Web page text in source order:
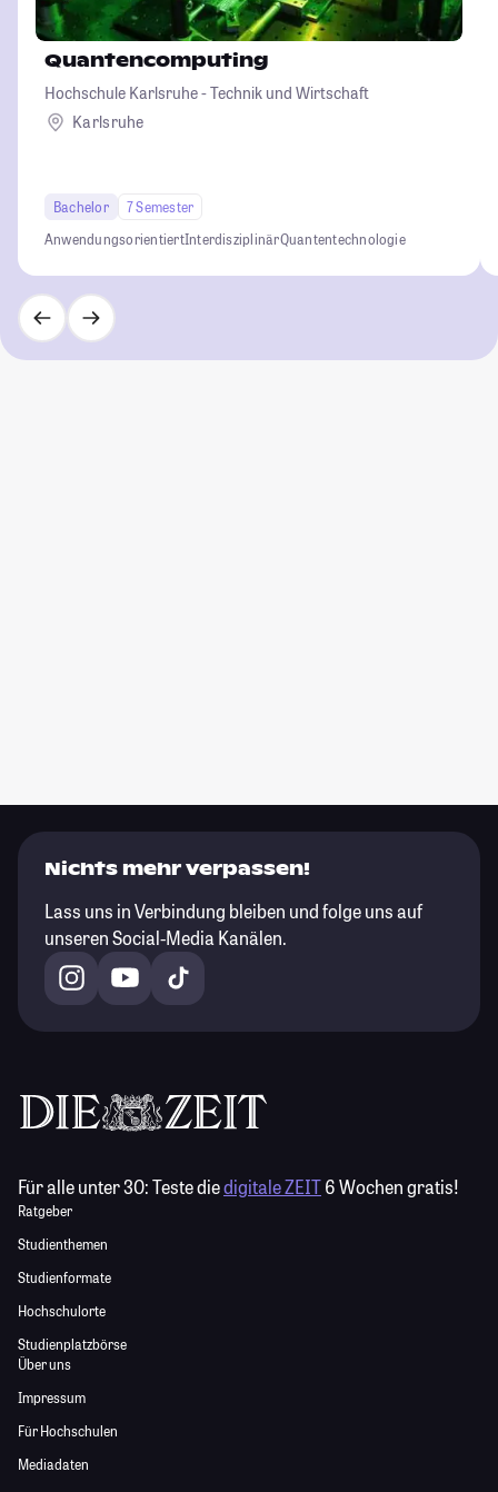
Quantencomputing
Hochschule Karlsruhe - Technik und Wirtschaft
Karlsruhe
Bachelor
7 Semester
AnwendungsorientiertInterdisziplinärQuantentechnologie
Nichts mehr verpassen!
Lass uns in Verbindung bleiben und folge uns auf
unseren Social-Media Kanälen.
Für alle unter 30:Teste diedigitale ZEIT6 Wochen gratis!
Ratgeber
Studienthemen
Studienformate
Hochschulorte
Studienplatzbörse
Über uns
Impressum
Für Hochschulen
Mediadaten